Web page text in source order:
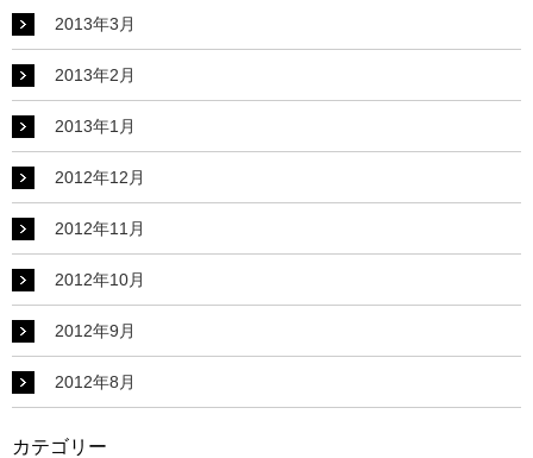
2013年3月
2013年2月
2013年1月
2012年12月
2012年11月
2012年10月
2012年9月
2012年8月
カテゴリー